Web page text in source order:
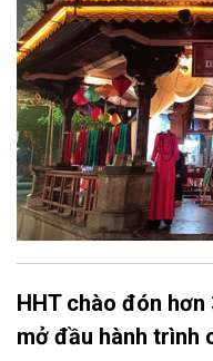
HHT chào đón hơn
mở đầu hành trình